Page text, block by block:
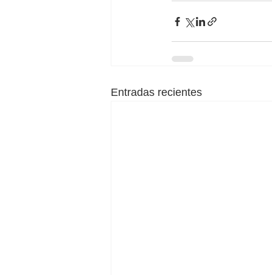
Entradas recientes